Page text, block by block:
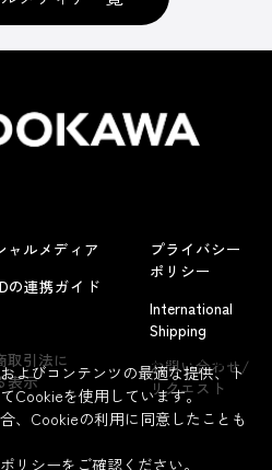
よくあるお問い合わせ
ャルメディア
の連携ガイド
取引法に
表示
プライバシー
ポリシー
International
Shipping
お問い合わせ/
リクエスト
よびコンテンツの最適な提供、ト
Cookieを使用しています。
、Cookieの利用に同意したことも
リシーをご確認ください。